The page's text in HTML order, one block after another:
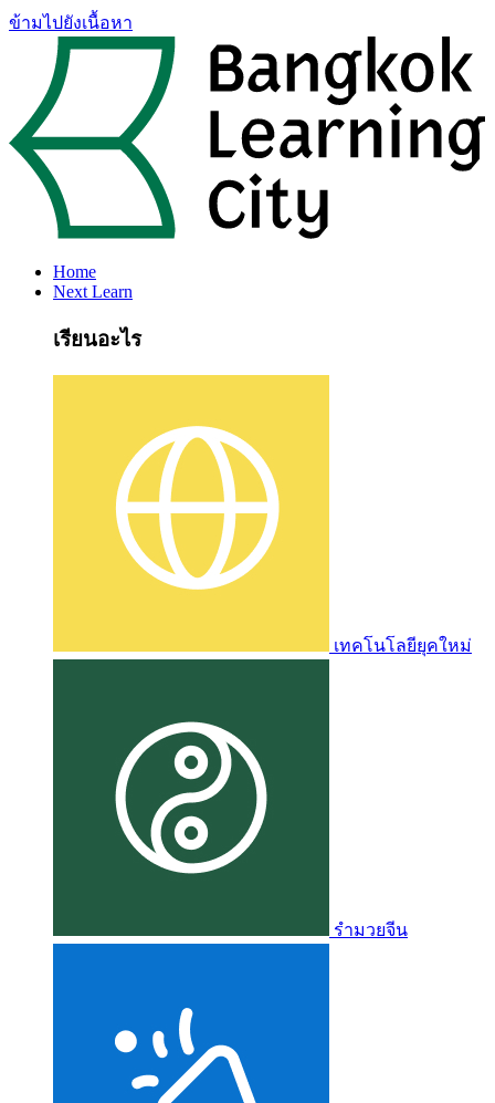
ข้ามไปยังเนื้อหา
Home
Next Learn
เรียนอะไร
เทคโนโลยียุคใหม่
รำมวยจีน